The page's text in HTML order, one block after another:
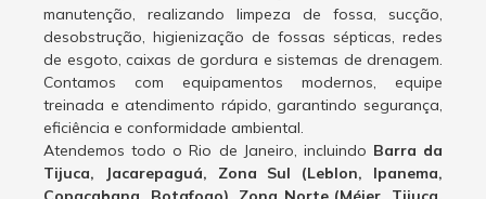
manutenção, realizando limpeza de fossa, sucção,
desobstrução, higienização de fossas sépticas, redes
de esgoto, caixas de gordura e sistemas de drenagem.
Contamos com equipamentos modernos, equipe
treinada e atendimento rápido, garantindo segurança,
eficiência e conformidade ambiental.
Atendemos todo o Rio de Janeiro, incluindo Barra da
Tijuca, Jacarepaguá, Zona Sul (Leblon, Ipanema,